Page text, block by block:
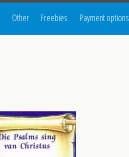
Other Freebies Payment options